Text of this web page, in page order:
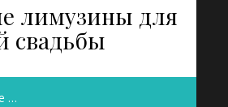
лимузины для
свадьбы
…